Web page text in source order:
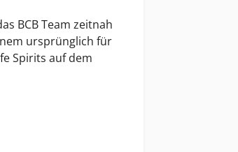
BCB Team zeitnah
ursprünglich für
Spirits auf dem